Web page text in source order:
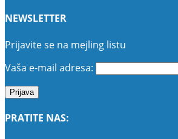
NEWSLETTER
Prijavite se na mejling listu
Vaša e-mail adresa:
PRATITE NAS: